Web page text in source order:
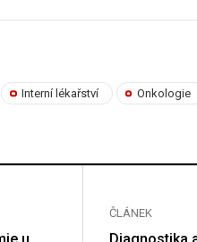
Interní lékařství Onkologie
ČLÁNEK